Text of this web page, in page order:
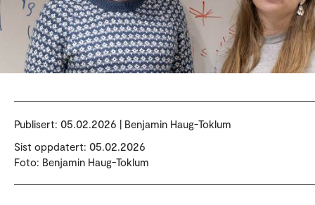
Publisert: 05.02.2026 | Benjamin Haug-Toklum
Sist oppdatert: 05.02.2026
Foto: Benjamin Haug-Toklum